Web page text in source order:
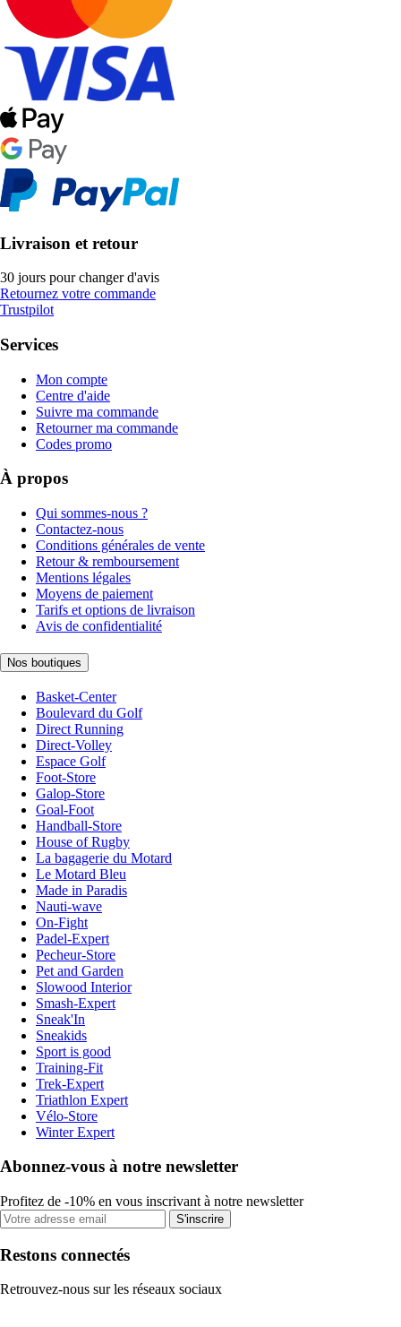
Livraison et retour
30 jours pour changer d'avis
Retournez votre commande
Trustpilot
Services
Mon compte
Centre d'aide
Suivre ma commande
Retourner ma commande
Codes promo
À propos
Qui sommes-nous ?
Contactez-nous
Conditions générales de vente
Retour & remboursement
Mentions légales
Moyens de paiement
Tarifs et options de livraison
Avis de confidentialité
Nos boutiques
Basket-Center
Boulevard du Golf
Direct Running
Direct-Volley
Espace Golf
Foot-Store
Galop-Store
Goal-Foot
Handball-Store
House of Rugby
La bagagerie du Motard
Le Motard Bleu
Made in Paradis
Nauti-wave
On-Fight
Padel-Expert
Pecheur-Store
Pet and Garden
Slowood Interior
Smash-Expert
Sneak'In
Sneakids
Sport is good
Training-Fit
Trek-Expert
Triathlon Expert
Vélo-Store
Winter Expert
Abonnez-vous à notre newsletter
Profitez de -10% en vous inscrivant à notre newsletter
S'inscrire
Restons connectés
Retrouvez-nous sur les réseaux sociaux